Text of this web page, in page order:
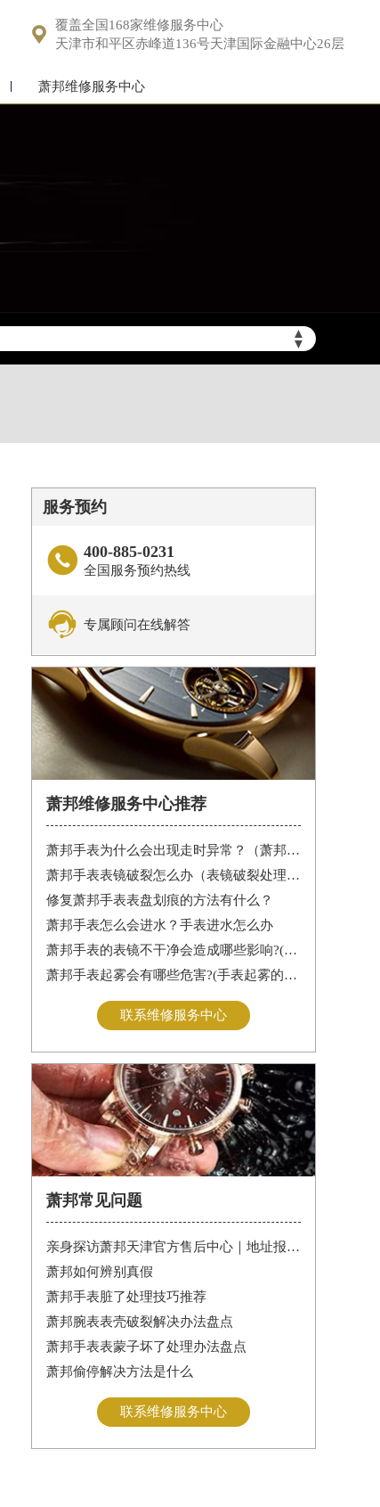

覆盖全国168家维修服务中心
天津市和平区赤峰道136号天津国际金融中心26层
萧邦维修服务中心
▲
▼
服务预约
 400-885-0231
全国服务预约热线
 专属顾问在线解答
萧邦维修服务中心推荐
萧邦手表为什么会出现走时异常？（萧邦手表走时不准）
萧邦手表表镜破裂怎么办（表镜破裂处理措施）
修复萧邦手表表盘划痕的方法有什么？
萧邦手表怎么会进水？手表进水怎么办
萧邦手表的表镜不干净会造成哪些影响?(表镜有污渍的危害)
萧邦手表起雾会有哪些危害?(手表起雾的危害)
联系维修服务中心
萧邦常见问题
亲身探访萧邦天津官方售后中心｜地址报修全流程真实经历（2026年6月最新）
萧邦如何辨别真假
萧邦手表脏了处理技巧推荐
萧邦腕表表壳破裂解决办法盘点
萧邦手表表蒙子坏了处理办法盘点
萧邦偷停解决方法是什么
联系维修服务中心